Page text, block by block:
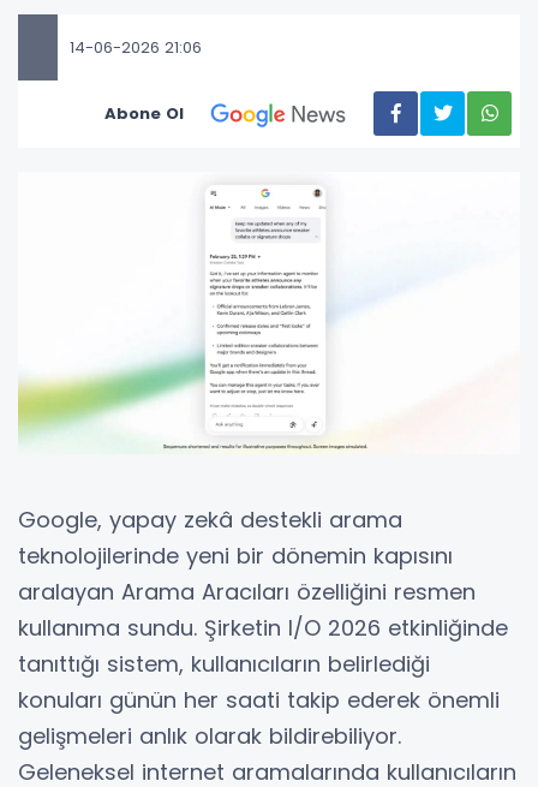
14-06-2026 21:06
Abone Ol
Google, yapay zekâ destekli arama
teknolojilerinde yeni bir dönemin kapısını
aralayan Arama Aracıları özelliğini resmen
kullanıma sundu. Şirketin I/O 2026 etkinliğinde
tanıttığı sistem, kullanıcıların belirlediği
konuları günün her saati takip ederek önemli
gelişmeleri anlık olarak bildirebiliyor.
Geleneksel internet aramalarında kullanıcıların